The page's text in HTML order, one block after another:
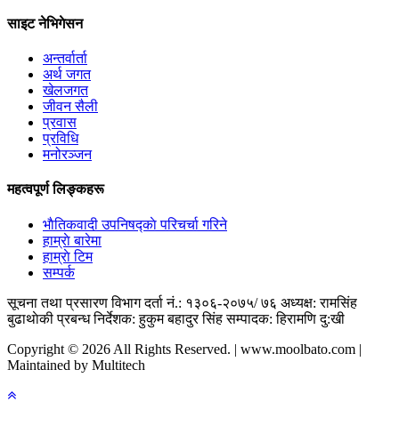
साइट नेभिगेसन
अन्तर्वार्ता
अर्थ जगत
खेलजगत
जीवन सैली
प्रवास
प्रविधि
मनोरञ्जन
महत्वपूर्ण लिङ्कहरू
भाैतिकवादी उपनिषद्काे परिचर्चा गरिने
हाम्राे बारेमा
हाम्राे टिम
सम्पर्क
सूचना तथा प्रसारण विभाग दर्ता नं.: १३०६-२०७५/ ७६ अध्यक्ष: रामसिंह
बुढाथाेकी प्रबन्ध निर्देशक: हुकुम बहादुर सिंह सम्पादक: हिरामणि दु:खी
Copyright © 2026 All Rights Reserved. | www.moolbato.com |
Maintained by Multitech